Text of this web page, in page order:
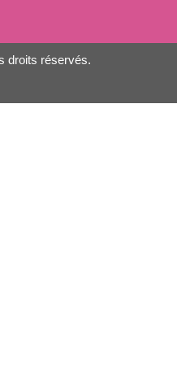
droits réservés.